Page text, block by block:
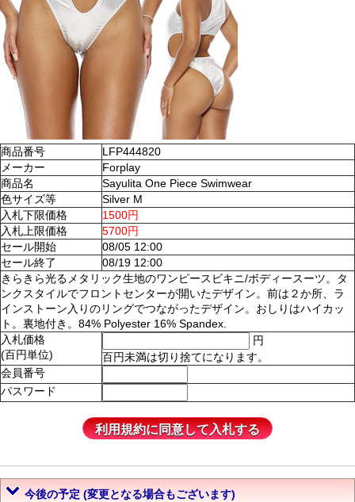
商品番号
LFP444820
メーカー
Forplay
商品名
Sayulita One Piece Swimwear
色サイズ等
Silver M
入札下限価格
1500円
入札上限価格
5700円
セール開始
08/05 12:00
セール終了
08/19 12:00
きらきら光るメタリック生地のワンピースビキニ/ボディースーツ。タ
ンクスタイルでフロントセンターが開いたデザイン。前は２か所、ラ
インストーン入りのリングでつながったデザイン。おしりはハイカッ
ト。裏地付き。84% Polyester 16% Spandex.
入札価格
(百円単位)
円
百円未満は切り捨てになります。
会員番号
パスワード
今後の予定 (変更となる場合もございます)